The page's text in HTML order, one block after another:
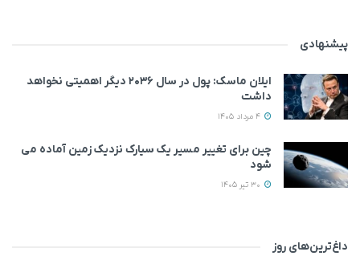
پیشنهادی
ایلان ماسک: پول در سال ۲۰۳۶ دیگر اهمیتی نخواهد
داشت
چین برای تغییر مسیر یک سیارک نزدیک زمین آماده می‌
شود
داغ‌ترین‌های روز